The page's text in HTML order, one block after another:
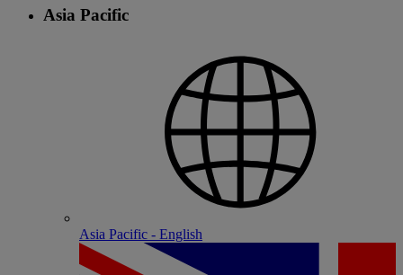
Asia Pacific
Asia Pacific - English